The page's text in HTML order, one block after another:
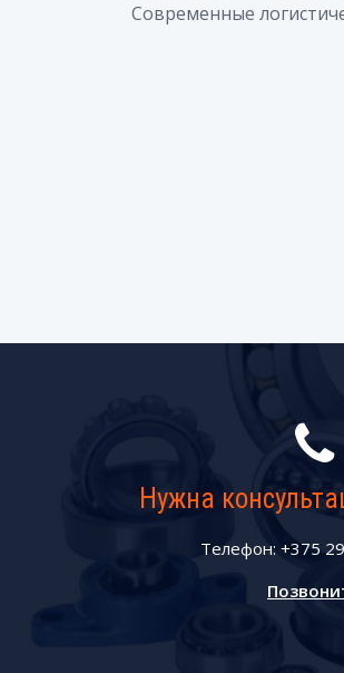
Современные
Нужна
Телефон: +375